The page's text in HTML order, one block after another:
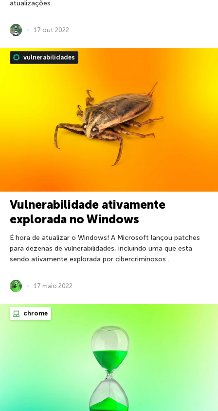
atualizações.
17 out 2022
vulnerabilidades
Vulnerabilidade ativamente
explorada no Windows
É hora de atualizar o Windows! A Microsoft lançou patches
para dezenas de vulnerabilidades, incluindo uma que está
sendo ativamente explorada por cibercriminosos .
17 maio 2022
chrome